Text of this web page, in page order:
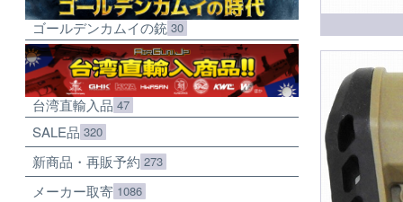
ゴールデンカムイの銃 30
台湾直輸入品 47
SALE品 320
新商品・再販予約 273
メーカー取寄 1086